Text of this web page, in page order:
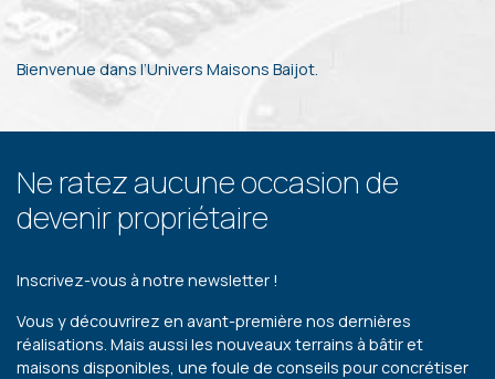
Bienvenue dans l’Univers Maisons Baijot.
Ne ratez aucune occasion de
devenir propriétaire
Inscrivez-vous à notre newsletter !
Vous y découvrirez en avant-première nos dernières
réalisations. Mais aussi les nouveaux terrains à bâtir et
maisons disponibles, une foule de conseils pour concrétiser